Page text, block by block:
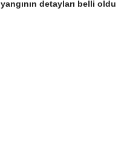
yangının detayları belli oldu